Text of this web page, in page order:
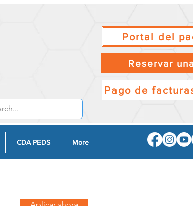
Portal del
Reservar
Pago de
CDA PEDS More